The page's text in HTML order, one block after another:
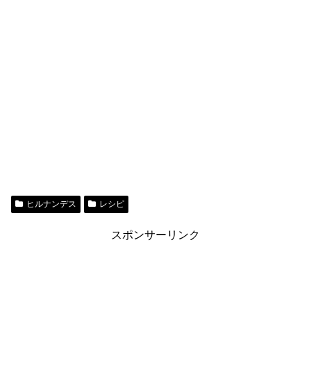
ヒルナンデス レシピ
スポンサーリンク